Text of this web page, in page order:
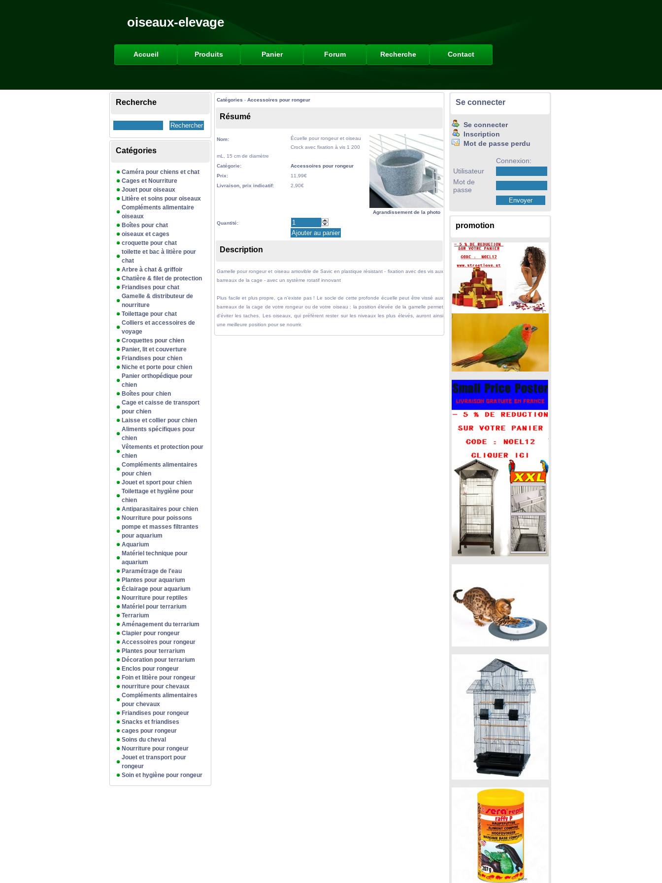
oiseaux-elevage
Accueil Produits Panier Forum Recherche Contact
Recherche
Catégories
Caméra pour chiens et chat
Cages et Nourriture
Jouet pour oiseaux
Litière et soins pour oiseaux
Compléments alimentaire
oiseaux
Boîtes pour chat
oiseaux et cages
croquette pour chat
toilette et bac à litière pour
chat
Arbre à chat & griffoir
Chatière & filet de protection
Friandises pour chat
Gamelle & distributeur de
nourriture
Toilettage pour chat
Colliers et accessoires de
voyage
Croquettes pour chien
Panier, lit et couverture
Friandises pour chien
Niche et porte pour chien
Panier orthopédique pour
chien
Boîtes pour chien
Cage et caisse de transport
pour chien
Laisse et collier pour chien
Aliments spécifiques pour
chien
Vêtements et protection pour
chien
Compléments alimentaires
pour chien
Jouet et sport pour chien
Toilettage et hygiène pour
chien
Antiparasitaires pour chien
Nourriture pour poissons
pompe et masses filtrantes
pour aquarium
Aquarium
Matériel technique pour
aquarium
Paramétrage de l'eau
Plantes pour aquarium
Éclairage pour aquarium
Nourriture pour reptiles
Matériel pour terrarium
Terrarium
Aménagement du terrarium
Clapier pour rongeur
Accessoires pour rongeur
Plantes pour terrarium
Décoration pour terrarium
Enclos pour rongeur
Foin et litière pour rongeur
nourriture pour chevaux
Compléments alimentaires
pour chevaux
Friandises pour rongeur
Snacks et friandises
cages pour rongeur
Soins du cheval
Nourriture pour rongeur
Jouet et transport pour
rongeur
Soin et hygiène pour rongeur
Se connecter
Se connecter
Inscription
Mot de passe perdu
Connexion:
Utilisateur
Mot de
passe
promotion
Catégories - Accessoires pour rongeur
Résumé
Agrandissement de la photo
Nom:
Écuelle pour rongeur et oiseau
Crock avec fixation à vis 1 200
mL, 15 cm de diamètre
Catégorie:
Accessoires pour rongeur
Prix:
11,99€
Livraison, prix indicatif:
2,90€
Quantité:
Description
Gamelle pour rongeur et oiseau amovible de Savic en plastique résistant - fixation avec des vis aux
barreaux de la cage - avec un système rotatif innovant
Plus facile et plus propre, ça n'existe pas ! Le socle de cette profonde écuelle peut être vissé aux
barreaux de la cage de votre rongeur ou de votre oiseau : la position élevée de la gamelle permet
d'éviter les taches. Les oiseaux, qui préfèrent rester sur les niveaux les plus élevés, auront ainsi
une meilleure position pour se nourrir.